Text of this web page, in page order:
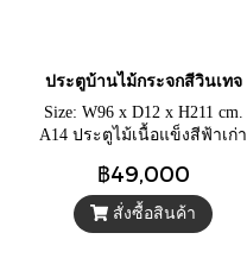
ประตูบ้านไม้กระจกสีวินเทจ
Size: W96 x D12 x H211 cm.
A14 ประตูไม้เนื้อแข็งสีฟ้าเก่า
โค้ง ประตูคาเฟ่สวยๆ แต่งไม้
บานเกล็ด
฿49,000
สั่งซื้อสินค้า